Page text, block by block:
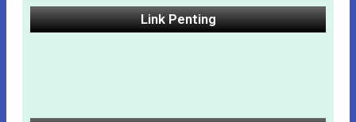
Link Penting